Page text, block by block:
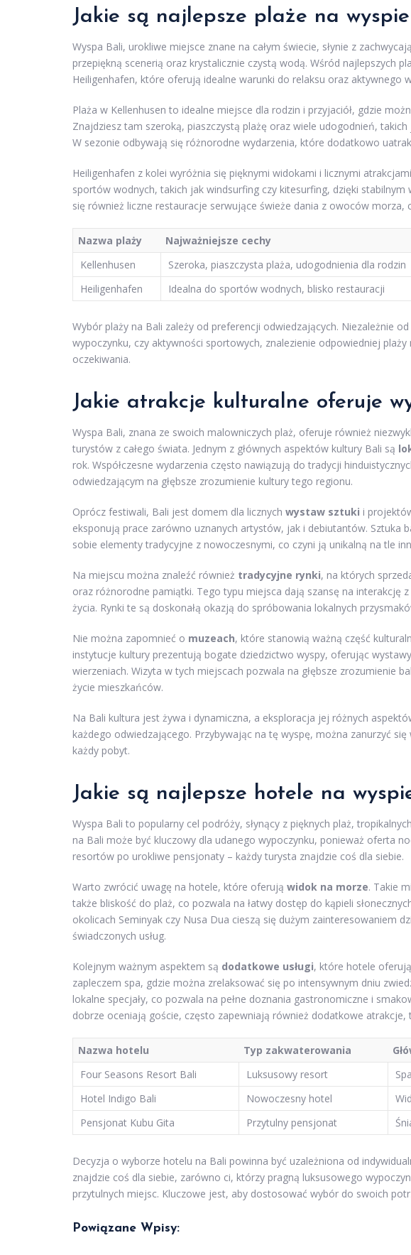
Jakie są najlepsze plaże na
Wyspa Bali, urokliwe miejsce znane na całym świecie, słynie z
przepiękną scenerią oraz krystalicznie czystą wodą. Wśród najlepszych
Heiligenhafen, które oferują idealne warunki do relaksu oraz aktywnego
Plaża w Kellenhusen to idealne miejsce dla rodzin i przyjaciół, gdzie
Znajdziesz tam szeroką, piaszczystą plażę oraz wiele udogodnień,
W sezonie odbywają się różnorodne wydarzenia, które dodatkowo
Heiligenhafen z kolei wyróżnia się pięknymi widokami i licznymi
sportów wodnych, takich jak windsurfing czy kitesurfing, dzięki
się również liczne restauracje serwujące świeże dania z owoców morza,
Nazwa plaży Najważniejsze cechy
Kellenhusen
Szeroka, piaszczysta plaża, udogodnienia dla rodzin
Heiligenhafen
Idealna do sportów wodnych, blisko restauracji
Wybór plaży na Bali zależy od preferencji odwiedzających. Niezależnie
wypoczynku, czy aktywności sportowych, znalezienie odpowiedniej
oczekiwania.
Jakie atrakcje kulturalne oferuje
Wyspa Bali, znana ze swoich malowniczych plaż, oferuje również
turystów z całego świata. Jednym z głównych aspektów kultury Bali są
rok. Współczesne wydarzenia często nawiązują do tradycji
odwiedzającym na głębsze zrozumienie kultury tego regionu.
Oprócz festiwali, Bali jest domem dla licznych wystaw sztuki i
eksponują prace zarówno uznanych artystów, jak i debiutantów. Sztuka
sobie elementy tradycyjne z nowoczesnymi, co czyni ją unikalną na tle
Na miejscu można znaleźć również tradycyjne rynki, na których
oraz różnorodne pamiątki. Tego typu miejsca dają szansę na interakcję
życia. Rynki te są doskonałą okazją do spróbowania lokalnych
Nie można zapomnieć o muzeach, które stanowią ważną część
instytucje kultury prezentują bogate dziedzictwo wyspy, oferując
wierzeniach. Wizyta w tych miejscach pozwala na głębsze zrozumienie
życie mieszkańców.
Na Bali kultura jest żywa i dynamiczna, a eksploracja jej różnych
każdego odwiedzającego. Przybywając na tę wyspę, można zanurzyć
każdy pobyt.
Jakie są najlepsze hotele na
Wyspa Bali to popularny cel podróży, słynący z pięknych plaż,
na Bali może być kluczowy dla udanego wypoczynku, ponieważ oferta
resortów po urokliwe pensjonaty – każdy turysta znajdzie coś dla siebie.
Warto zwrócić uwagę na hotele, które oferują widok na morze. Takie
także bliskość do plaż, co pozwala na łatwy dostęp do kąpieli
okolicach Seminyak czy Nusa Dua cieszą się dużym zainteresowaniem
świadczonych usług.
Kolejnym ważnym aspektem są dodatkowe usługi, które hotele
zapleczem spa, gdzie można zrelaksować się po intensywnym dniu
lokalne specjały, co pozwala na pełne doznania gastronomiczne i
dobrze oceniają goście, często zapewniają również dodatkowe
Nazwa hotelu Typ zakwaterowania
Four Seasons Resort Bali
Luksusowy resort
Hotel Indigo Bali
Nowoczesny hotel
Pensjonat Kubu Gita
Przytulny pensjonat
Decyzja o wyborze hotelu na Bali powinna być uzależniona od
znajdzie coś dla siebie, zarówno ci, którzy pragną luksusowego
przytulnych miejsc. Kluczowe jest, aby dostosować wybór do swoich
Powiązane Wpisy: